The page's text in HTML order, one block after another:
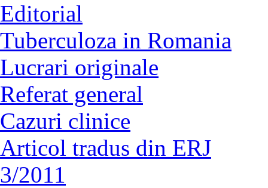
Editorial
Tuberculoza in Romania
Lucrari originale
Referat general
Cazuri clinice
Articol tradus din ERJ
3/2011